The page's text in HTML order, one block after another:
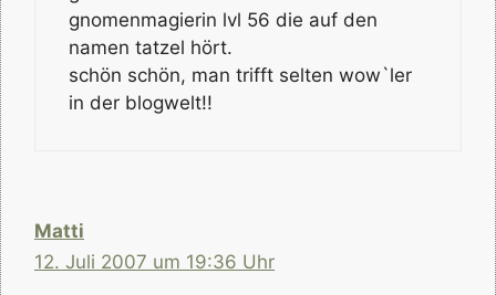
gnomenmagierin lvl 56 die auf den
namen tatzel hört.
schön schön, man trifft selten wow`ler
in der blogwelt!!
Matti
12. Juli 2007 um 19:36 Uhr